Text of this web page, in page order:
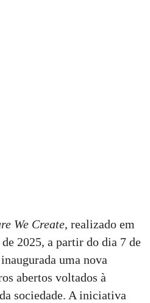
We Create, realizado em
2025, a partir do dia 7 de
uma nova
abertos voltados à
sociedade. A iniciativa